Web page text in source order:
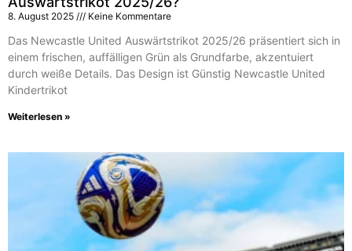
8. August 2025 Keine Kommentare
Das Newcastle United Auswärtstrikot 2025/26 präsentiert sich in
einem frischen, auffälligen Grün als Grundfarbe, akzentuiert
durch weiße Details. Das Design ist Günstig Newcastle United
Kindertrikot
Weiterlesen »